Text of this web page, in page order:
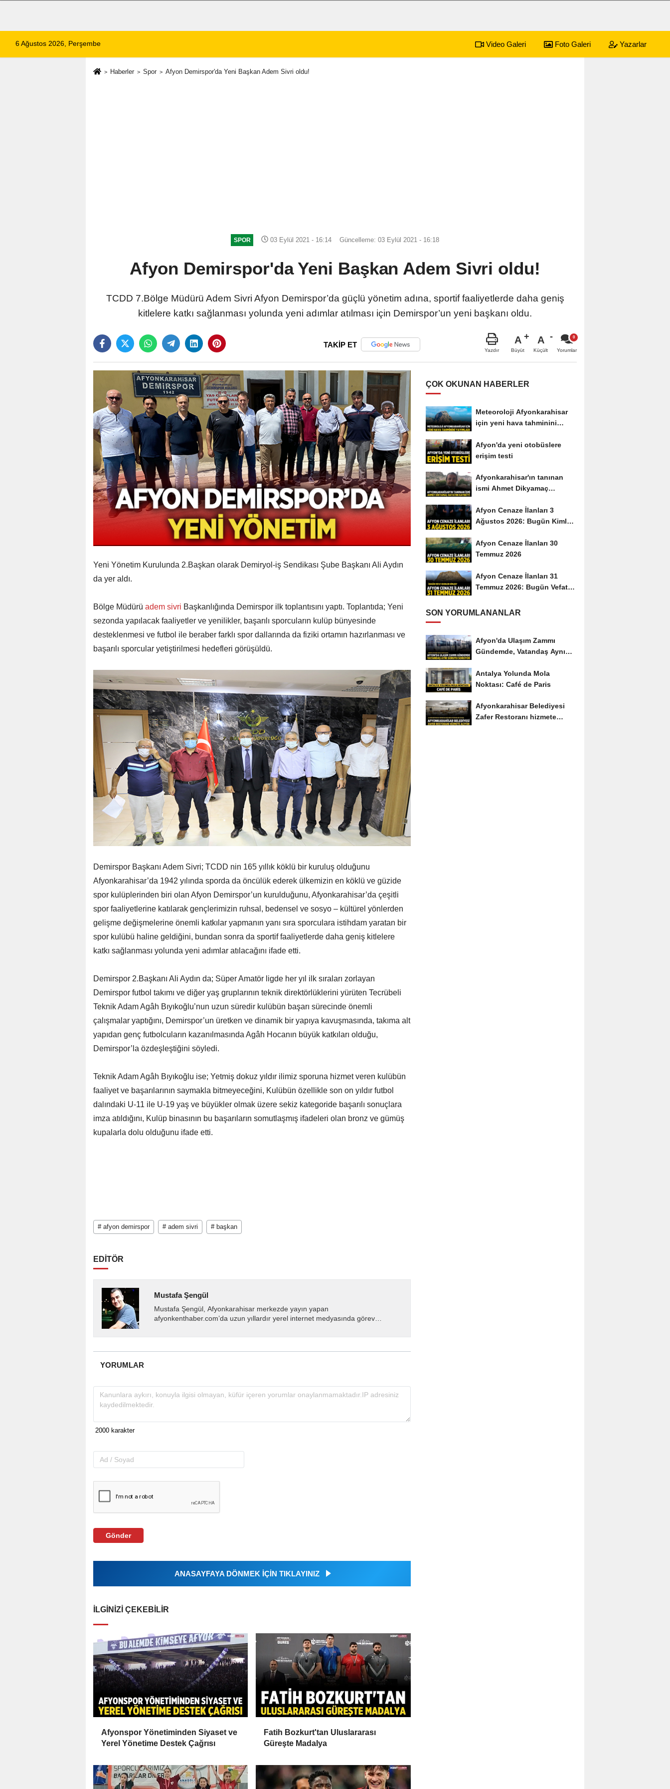
6 Ağustos 2026, Perşembe Video Galeri Foto Galeri Yazarlar
Haberler Spor Afyon Demirspor'da Yeni Başkan Adem Sivri oldu!
SPOR 03 Eylül 2021 - 16:14 Güncelleme: 03 Eylül 2021 - 16:18
Afyon Demirspor'da Yeni Başkan Adem Sivri oldu!
TCDD 7.Bölge Müdürü Adem Sivri Afyon Demirspor’da güçlü yönetim adına, sportif faaliyetlerde daha geniş
kitlelere katkı sağlanması yolunda yeni adımlar atılması için Demirspor’un yeni başkanı oldu.
TAKİP ET
Yazdır
A
Büyüt
A
Küçült Yorumlar
Yeni Yönetim Kurulunda 2.Başkan olarak Demiryol-iş Sendikası Şube Başkanı Ali Aydın
da yer aldı.
Bölge Müdürü adem sivri Başkanlığında Demirspor ilk toplantısını yaptı. Toplantıda; Yeni
sezonda yapılacak faaliyetler ve yenilikler, başarılı sporcuların kulüp bünyesinde
desteklenmesi ve futbol ile beraber farklı spor dallarında da fiziki ortamın hazırlanması ve
başarılı sporcular yetiştirilmesi hedefleri görüşüldü.
Demirspor Başkanı Adem Sivri; TCDD nin 165 yıllık köklü bir kuruluş olduğunu
Afyonkarahisar’da 1942 yılında sporda da öncülük ederek ülkemizin en köklü ve güzide
spor kulüplerinden biri olan Afyon Demirspor’un kurulduğunu, Afyonkarahisar’da çeşitli
spor faaliyetlerine katılarak gençlerimizin ruhsal, bedensel ve sosyo – kültürel yönlerden
gelişme değişmelerine önemli katkılar yapmanın yanı sıra sporculara istihdam yaratan bir
spor kulübü haline geldiğini, bundan sonra da sportif faaliyetlerde daha geniş kitlelere
katkı sağlanması yolunda yeni adımlar atılacağını ifade etti.
Demirspor 2.Başkanı Ali Aydın da; Süper Amatör ligde her yıl ilk sıraları zorlayan
Demirspor futbol takımı ve diğer yaş gruplarının teknik direktörlüklerini yürüten Tecrübeli
Teknik Adam Agâh Bıyıkoğlu’nun uzun süredir kulübün başarı sürecinde önemli
çalışmalar yaptığını, Demirspor’un üretken ve dinamik bir yapıya kavuşmasında, takıma alt
yapıdan genç futbolcuların kazanılmasında Agâh Hocanın büyük katkıları olduğu,
Demirspor’la özdeşleştiğini söyledi.
Teknik Adam Agâh Bıyıkoğlu ise; Yetmiş dokuz yıldır ilimiz sporuna hizmet veren kulübün
faaliyet ve başarılarının saymakla bitmeyeceğini, Kulübün özellikle son on yıldır futbol
dalındaki U-11 ile U-19 yaş ve büyükler olmak üzere sekiz kategoride başarılı sonuçlara
imza atıldığını, Kulüp binasının bu başarıların somutlaşmış ifadeleri olan bronz ve gümüş
kupalarla dolu olduğunu ifade etti.
# afyon demirspor # adem sivri # başkan
EDİTÖR
Mustafa Şengül
Mustafa Şengül, Afyonkarahisar merkezde yayın yapan
afyonkenthaber.com’da uzun yıllardır yerel internet medyasında görev
YORUMLAR
Gönder
ANASAYFAYA DÖNMEK İÇİN TIKLAYINIZ
İLGINIZI ÇEKEBILIR
Afyonspor Yönetiminden Siyaset ve
Yerel Yönetime Destek Çağrısı
Fatih Bozkurt'tan Uluslararası
Güreşte Madalya
ÇOK OKUNAN HABERLER
Meteoroloji Afyonkarahisar
için yeni hava tahminini
Afyon'da yeni otobüslere
erişim testi
Afyonkarahisar'ın tanınan
ismi Ahmet Dikyamaç
Afyon Cenaze İlanları 3
Ağustos 2026: Bugün Kimler
Afyon Cenaze İlanları 30
Temmuz 2026
Afyon Cenaze İlanları 31
Temmuz 2026: Bugün Vefat
SON YORUMLANANLAR
Afyon'da Ulaşım Zammı
Gündemde, Vatandaş Aynı
Antalya Yolunda Mola
Noktası: Café de Paris
Afyonkarahisar Belediyesi
Zafer Restoranı hizmete